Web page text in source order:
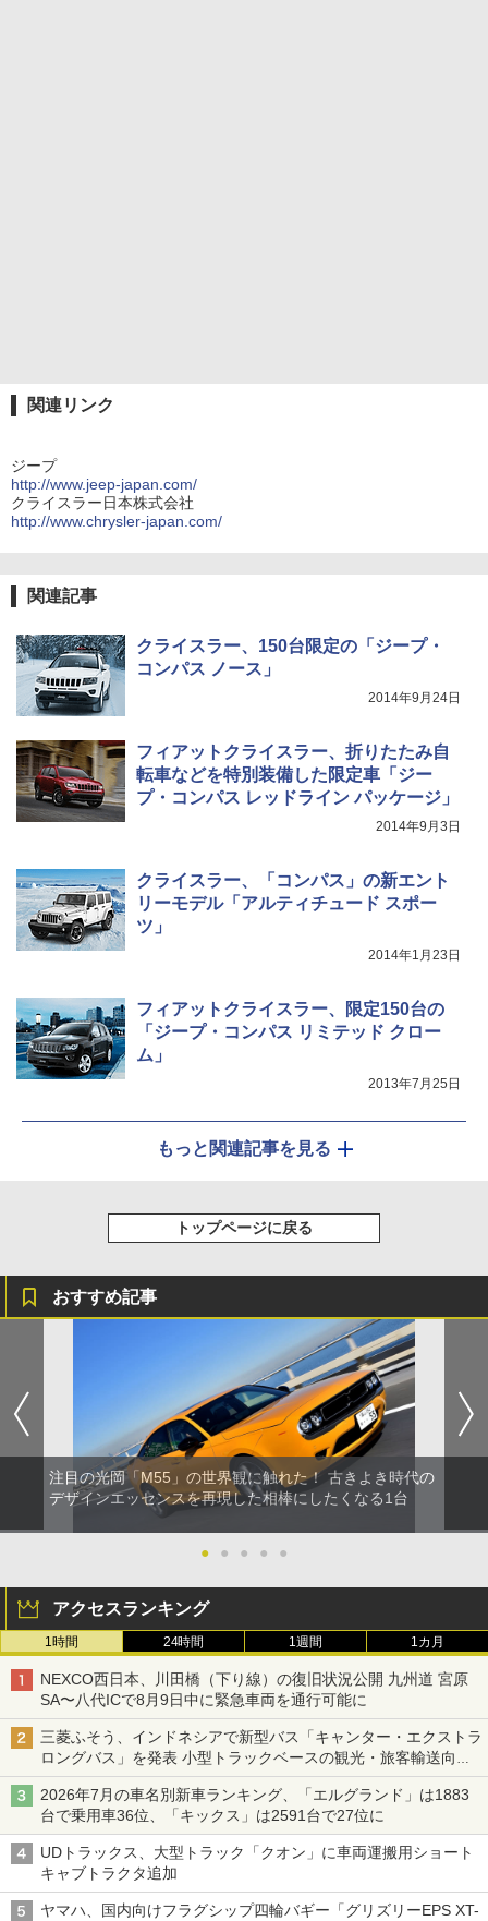
関連リンク
ジープ
http://www.jeep-japan.com/
クライスラー日本株式会社
http://www.chrysler-japan.com/
関連記事
クライスラー、150台限定の「ジープ・
コンパス ノース」
2014年9月24日
フィアットクライスラー、折りたたみ自
転車などを特別装備した限定車「ジー
プ・コンパス レッドライン パッケージ」
2014年9月3日
クライスラー、「コンパス」の新エント
リーモデル「アルティチュード スポー
ツ」
2014年1月23日
フィアットクライスラー、限定150台の
「ジープ・コンパス リミテッド クロー
ム」
2013年7月25日
もっと関連記事を見る
トップページに戻る
おすすめ記事
注目の光岡「M55」の世界観に触れた！ 古きよき時代の
デザインエッセンスを再現した相棒にしたくなる1台
● ● ● ● ●
アクセスランキング
1時間 24時間 1週間 1カ月
NEXCO西日本、川田橋（下り線）の復旧状況公開 九州道 宮原
SA〜八代ICで8月9日中に緊急車両を通行可能に
三菱ふそう、インドネシアで新型バス「キャンター・エクストラ
ロングバス」を発表 小型トラックベースの観光・旅客輸送向け
バス
2026年7月の車名別新車ランキング、「エルグランド」は1883
台で乗用車36位、「キックス」は2591台で27位に
UDトラックス、大型トラック「クオン」に車両運搬用ショート
キャブトラクタ追加
ヤマハ、国内向けフラグシップ四輪バギー「グリズリーEPS XT-